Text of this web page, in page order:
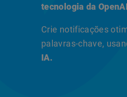
tecnologia da
Crie notificações
palavras-chave,
IA.